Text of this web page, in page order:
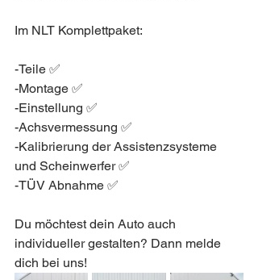
Im NLT Komplettpaket:
-Teile ✅
-Montage ✅
-Einstellung ✅
-Achsvermessung ✅
-Kalibrierung der Assistenzsysteme
und Scheinwerfer ✅
-TÜV Abnahme ✅
Du möchtest dein Auto auch
individueller gestalten? Dann melde
dich bei uns!